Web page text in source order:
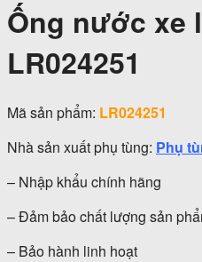
Ống nước xe
LR024251
Mã sản phẩm: LR024251
Nhà sản xuất phụ tùng: Phụ
– Nhập khẩu chính hãng
– Đảm bảo chất lượng sản
– Bảo hành linh hoạt